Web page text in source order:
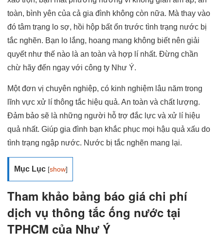
toàn, bình yên của cả gia đình không còn nữa. Mà thay vào
đó tâm trạng lo sợ, hồi hộp bất ổn trước tình trạng nước bị
tắc nghẽn. Bạn lo lắng, hoang mang không biết nên giải
quyết như thế nào là an toàn và hợp lí nhất. Đừng chần
chừ hãy đến ngay với công ty Như Ý.
Một đơn vị chuyên nghiệp, có kinh nghiệm lâu năm trong
lĩnh vực xử lí thông tắc hiệu quả. An toàn và chất lượng.
Đảm bảo sẽ là những người hỗ trợ đắc lực và xử lí hiệu
quả nhất. Giúp gia đình bạn khắc phục mọi hậu quả xấu do
tình trạng ngập nước. Nước bị tắc nghẽn mang lại.
Mục Lục [show]
Tham khảo bảng báo giá chi phí
dịch vụ thông tắc ống nước tại
TPHCM của Như Ý